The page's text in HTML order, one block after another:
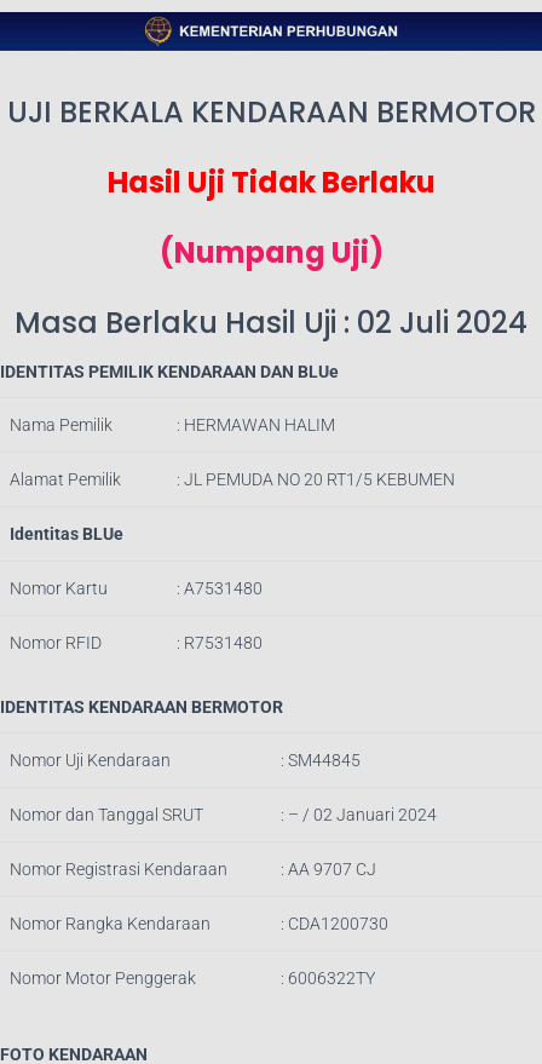
UJI BERKALA KENDARAAN BERMOTOR
Hasil Uji Tidak Berlaku
(Numpang Uji)
Masa Berlaku Hasil Uji : 02 Juli 2024
IDENTITAS PEMILIK KENDARAAN DAN BLUe
Nama Pemilik : HERMAWAN HALIM
Alamat Pemilik : JL PEMUDA NO 20 RT1/5 KEBUMEN
Identitas BLUe
Nomor Kartu : A7531480
Nomor RFID : R7531480
IDENTITAS KENDARAAN BERMOTOR
Nomor Uji Kendaraan : SM44845
Nomor dan Tanggal SRUT : – / 02 Januari 2024
Nomor Registrasi Kendaraan : AA 9707 CJ
Nomor Rangka Kendaraan : CDA1200730
Nomor Motor Penggerak : 6006322TY
FOTO KENDARAAN